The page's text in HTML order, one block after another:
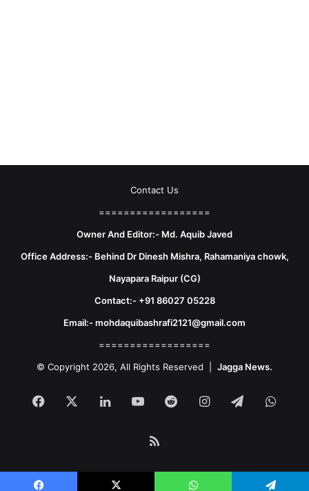
Contact Us
==================
Owner And Editor:- Md. Aquib Javed
Office Address:- Behind Dr Dinesh Mishra, Rahamaniya chowk,
Nayapara Raipur (CG)
Contact:- +91 86027 05228
Email:- mohdaquibashrafi2121@gmail.com
==================
© Copyright 2026, All Rights Reserved | Jagga News.
Facebook LinkedInYouTubeRedditInstagram
Telegram
RSS